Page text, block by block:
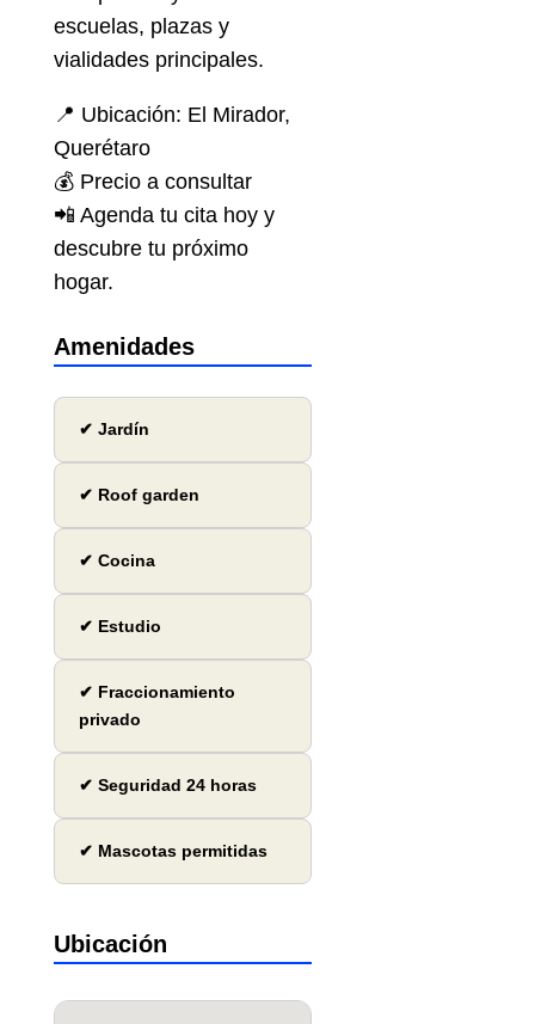
escuelas, plazas y
vialidades principales.
📍 Ubicación: El Mirador,
Querétaro
💰 Precio a consultar
📲 Agenda tu cita hoy y
descubre tu próximo
hogar.
Amenidades
✔ Jardín
✔ Roof garden
✔ Cocina
✔ Estudio
✔ Fraccionamiento
privado
✔ Seguridad 24 horas
✔ Mascotas permitidas
Ubicación